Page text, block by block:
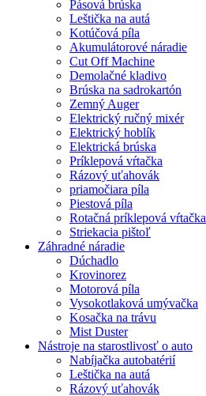
Pásová brúska
Leštička na autá
Kotúčová píla
Akumulátorové náradie
Cut Off Machine
Demolačné kladivo
Brúska na sadrokartón
Zemný Auger
Elektrický ručný mixér
Elektrický hoblík
Elektrická brúska
Príklepová vŕtačka
Rázový uťahovák
priamočiara píla
Piestová píla
Rotačná príklepová vŕtačka
Striekacia pištoľ
Záhradné náradie
Dúchadlo
Krovinorez
Motorová píla
Vysokotlaková umývačka
Kosačka na trávu
Mist Duster
Nástroje na starostlivosť o auto
Nabíjačka autobatérií
Leštička na autá
Rázový uťahovák